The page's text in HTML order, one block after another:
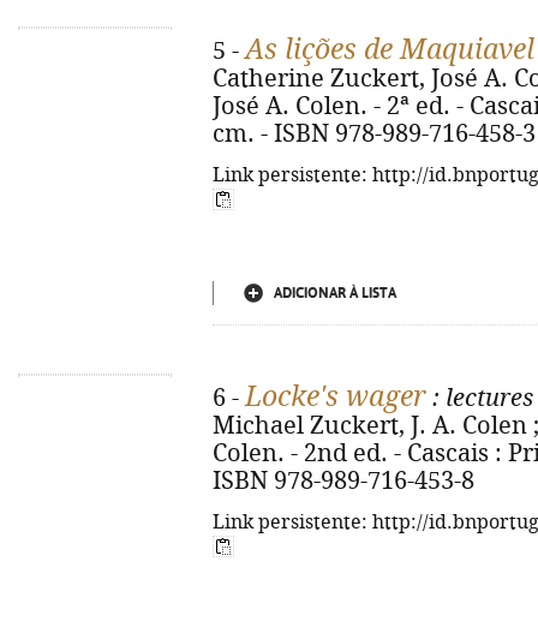
5 -As lições de
Catherine Zuckert, José A.
José A. Colen. - 2ª ed. -
cm. - ISBN 978-989-716-458-3
Link persistente: http://
ADICIONAR À LISTA
6 -Locke's wager :
Michael Zuckert, J. A. Colen
Colen. - 2nd ed. - Cascais :
ISBN 978-989-716-453-8
Link persistente: http://